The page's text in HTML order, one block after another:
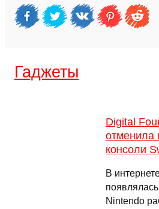
Гаджеты
Digital
отменила
консоли
В
Nintendo